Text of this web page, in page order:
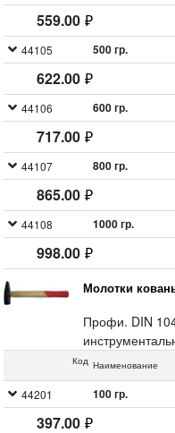
559.00
44105 500 гр.
622.00
44106 600 гр.
717.00
44107 800 гр.
865.00
44108 1000 гр.
998.00
Молотки
Профи. DIN
Код Наименование
44201 100 гр.
397.00